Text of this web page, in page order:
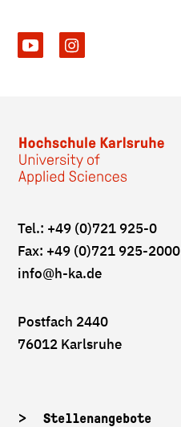
Tel.: +49 (0)721 925-0
Fax: +49 (0)721 925-2000
info@h-ka.de
Postfach 2440
76012 Karlsruhe
Stellenangebote